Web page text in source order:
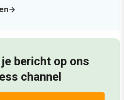
bericht op ons
channel